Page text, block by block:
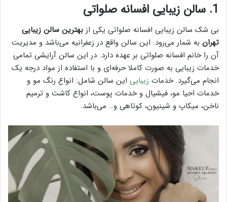
1. سالن زیبایی افسانه صلواتی
بی شک سالن زیبایی افسانه صلواتی یکی از بهترین سالن زیبایی
تهران به شمار می‌رود. این سالن واقع در زعفرانیه می‌باشد و مدیریت
آن را خانم افسانه صلواتی بر‌ عهده دارد. در این سالن آرایشی تمامی
خدمات زیبایی به صورت کاملا حرفه‌ای و با استفاده از مواد درجه یک
انجام می‌گیرد. خدمات زیبایی این سالن شامل: انواع رنگ مو و
خدمات احیا مو، فیشیال و خدمات پوست، انواع کاشت و ترمیم
ناخن، میکاپ و شینیون، کوتاهی و… می‌باشد.